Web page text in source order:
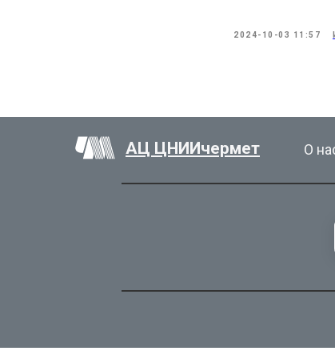
2024-10-03 11:57
АЦ ЦНИИчермет О